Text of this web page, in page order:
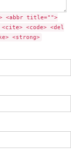
<abbr title="">
<code> <del
<strong>